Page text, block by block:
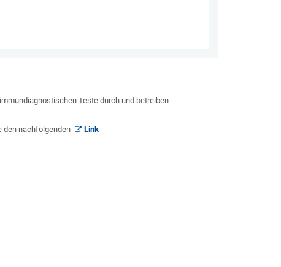
Teste durch und betreiben
den nachfolgenden Link